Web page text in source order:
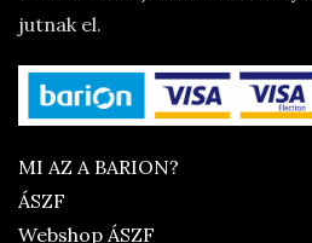
jutnak el.
MI AZ A BARION?
ÁSZF
Webshop ÁSZF